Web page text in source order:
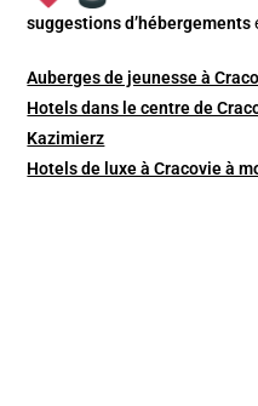
suggestions d’hébergements
Auberges de jeunesse à
Hotels dans le centre de
Kazimierz
Hotels de luxe à Cracovie à